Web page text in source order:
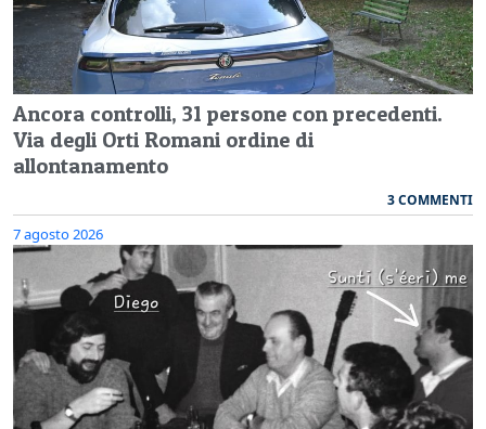
Ancora controlli, 31 persone con precedenti.
Via degli Orti Romani ordine di
allontanamento
3 COMMENTI
7 agosto 2026